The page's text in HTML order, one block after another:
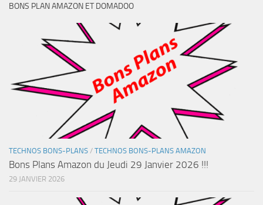
BONS PLAN AMAZON ET DOMADOO
TECHNOS BONS-PLANS / TECHNOS BONS-PLANS AMAZON
Bons Plans Amazon du Jeudi 29 Janvier 2026 !!!
29 JANVIER 2026